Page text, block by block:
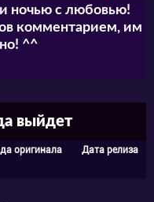
ночью с любовью!
комментарием, им
^^
выйдет
оригинала
Дата релиза